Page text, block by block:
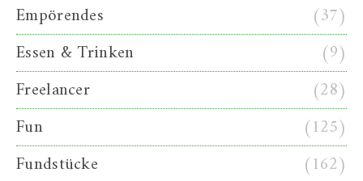
Empörendes
(37)
Essen & Trinken
(9)
Freelancer
(28)
Fun
(125)
Fundstücke
(162)